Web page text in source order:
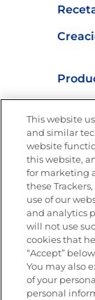
Recibe
Email
This website
and similar
website
this website,
for marketing
these
use of our
and analytics
will not use
cookies that
“Accept”
You may also
of your
personal